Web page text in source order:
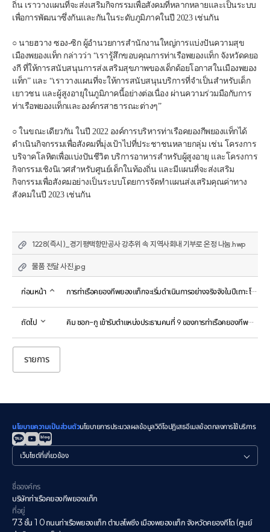
ถิ่น เราวางแผนที่จะส่งเสริมกิจกรรมเพื่อสังคมที่หลากหลายและเป็นระบบ
เพื่อการพัฒนาซึ่งกันและกันในระดับภูมิภาคในปี 2023 เช่นกัน
○ นายฮวาง ซอง-ซิก ผู้อำนวยการสำนักงานใหญ่การแบ่งปันความสุข
เมืองพยองแท็ก กล่าวว่า “เรารู้สึกขอบคุณการท่าเรือพยองแท็ก จังหวัดคยอ
งกี ที่ให้การสนับสนุนการส่งเสริมสุขภาพของเด็กด้อยโอกาสในเมืองพยอง
แท็ก” และ “เราวางแผนที่จะให้การสนับสนุนบริการที่จำเป็นสำหรับเด็ก
เยาวชน และผู้สูงอายุในภูมิภาคนี้อย่างต่อเนื่อง ผ่านความร่วมมือกับการ
ท่าเรือพยองแท็กและองค์กรสาธารณะต่างๆ”
○ ในขณะเดียวกัน ในปี 2022 องค์การบริหารท่าเรือคยองกีพยองแท็กได้
ดำเนินกิจกรรมเพื่อสังคมที่มุ่งเป้าไปที่ประชาชนหลายกลุ่ม เช่น โครงการ
บริจาคโลหิตเพื่อแบ่งปันชีวิต บริการอาหารสำหรับผู้สูงอายุ และโครงการ
กิจกรรมเชิงนิเวศสำหรับศูนย์เด็กในท้องถิ่น และมีแผนที่จะส่งเสริม
กิจกรรมเพื่อสังคมอย่างเป็นระบบโดยการจัดทำแผนส่งเสริมคุณค่าทาง
สังคมในปี 2023 เช่นกัน
1228(즉시)_경기평택항만공사 강추위 속 지역사회내 기부로 온정 나눔.hwp
물품 전달 사진.jpg
ก่อนหน้า การท่าเรือคยองกีพยองแท็กจะเริ่มดำเนินการอย่างจริงจังในปีเถาะ โดยให้ความสำคัญกับการจัดการด้านความปลอดภัยและสุขภาพเป็นอันดับแรก
ถัดไป คิม ซอก-กู เข้ารับตำแหน่งประธานคนที่ 9 ของการท่าเรือคยองกีพยองแท็ก
รายการ
นโยบายความเป็นส่วนตัวนโยบายการประมวลผลข้อมูลวิดีโอปฏิเสธอีเมลข้อตกลงการใช้บริการ
관
련
이
트
ชื่อองค์กร
บริษัทท่าเรือคยองกีพยองแท็ก
ที่อยู่
73 ชั้น 10 ถนนท่าเรือพยองแท็ก ตำบลโพซึง เมืองพยองแท็ก จังหวัดคยองกีโด (ศูนย์